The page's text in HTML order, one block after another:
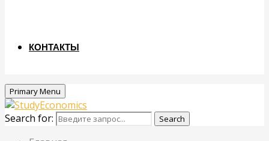
КОНТАКТЫ
Primary Menu
Search for: Search